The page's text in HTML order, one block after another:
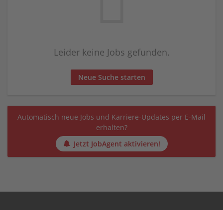
Leider keine Jobs gefunden.
Neue Suche starten
Automatisch neue Jobs und Karriere-Updates per E-Mail
erhalten?
Jetzt JobAgent aktivieren!